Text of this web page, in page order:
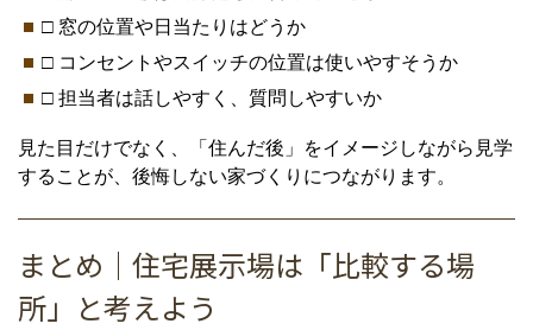
□ 窓の位置や日当たりはどうか
□ コンセントやスイッチの位置は使いやすそうか
□ 担当者は話しやすく、質問しやすいか
見た目だけでなく、「住んだ後」をイメージしながら見学
することが、後悔しない家づくりにつながります。
まとめ｜住宅展示場は「比較する場
所」と考えよう